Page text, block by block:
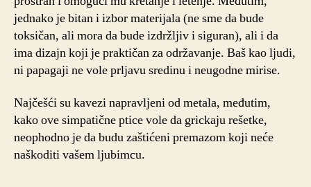
jednako je bitan i izbor materijala (ne sme da bude
toksičan, ali mora da bude izdržljiv i siguran), ali i da
ima dizajn koji je praktičan za održavanje. Baš kao ljudi,
ni papagaji ne vole prljavu sredinu i neugodne mirise.
Najčešći su kavezi napravljeni od metala, međutim,
kako ove simpatične ptice vole da grickaju rešetke,
neophodno je da budu zaštićeni premazom koji neće
naškoditi vašem ljubimcu.